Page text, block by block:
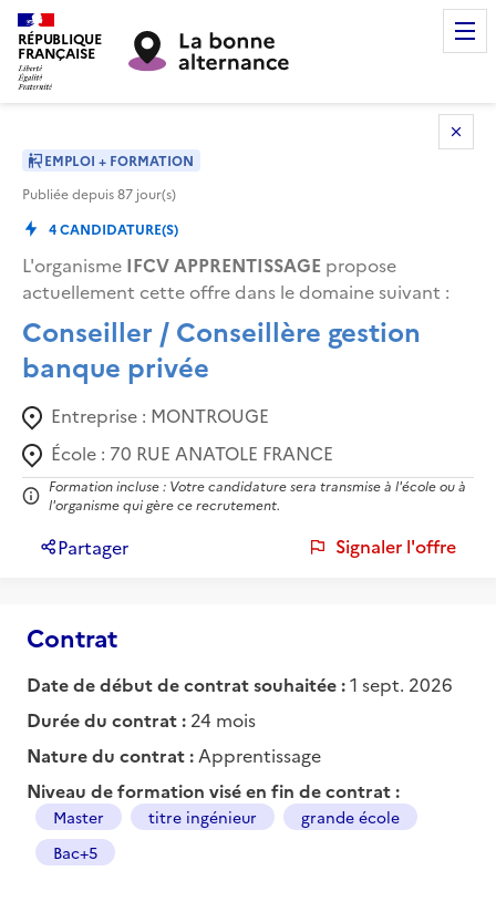
RÉPUBLIQUE
FRANÇAISE
EMPLOI + FORMATION
Publiée depuis87 jour(s)
4CANDIDATURE(S)
L'organisme IFCV APPRENTISSAGE propose
actuellement cette offre dans le domaine suivant :
Conseiller / Conseillère gestion
banque privée
Entreprise : MONTROUGE
École : 70 RUE ANATOLE FRANCE
Formation incluse : Votre candidature sera transmise à l'école ou à
l'organisme qui gère ce recrutement.
Partager Signaler l'offre
Contrat
Date de début de contrat souhaitée :1 sept. 2026
Durée du contrat : 24 mois
Nature du contrat : Apprentissage
Niveau de formation visé en fin de contrat :
Master titre ingénieur
grande école
Bac+5